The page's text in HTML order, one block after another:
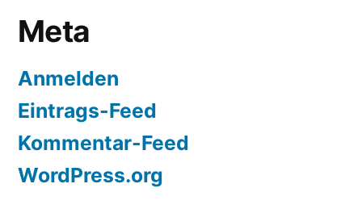
Meta
Anmelden
Eintrags-Feed
Kommentar-Feed
WordPress.org